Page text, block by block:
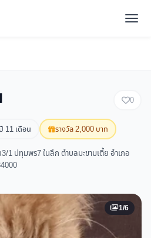
0
11 เดือน รางวัล 2,000 บาท
ปทุมพร7 ในลึก ตำบลมะขามเตี้ย อำเภอ
1/6